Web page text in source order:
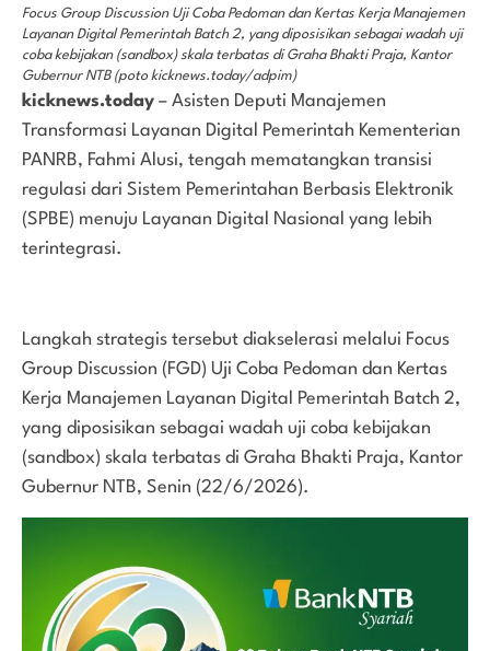
Focus Group Discussion Uji Coba Pedoman dan Kertas Kerja Manajemen
Layanan Digital Pemerintah Batch 2, yang diposisikan sebagai wadah uji
coba kebijakan (sandbox) skala terbatas di Graha Bhakti Praja, Kantor
Gubernur NTB (poto kicknews.today/adpim)
kicknews.today – Asisten Deputi Manajemen
Transformasi Layanan Digital Pemerintah Kementerian
PANRB, Fahmi Alusi, tengah mematangkan transisi
regulasi dari Sistem Pemerintahan Berbasis Elektronik
(SPBE) menuju Layanan Digital Nasional yang lebih
terintegrasi.
Langkah strategis tersebut diakselerasi melalui Focus
Group Discussion (FGD) Uji Coba Pedoman dan Kertas
Kerja Manajemen Layanan Digital Pemerintah Batch 2,
yang diposisikan sebagai wadah uji coba kebijakan
(sandbox) skala terbatas di Graha Bhakti Praja, Kantor
Gubernur NTB, Senin (22/6/2026).